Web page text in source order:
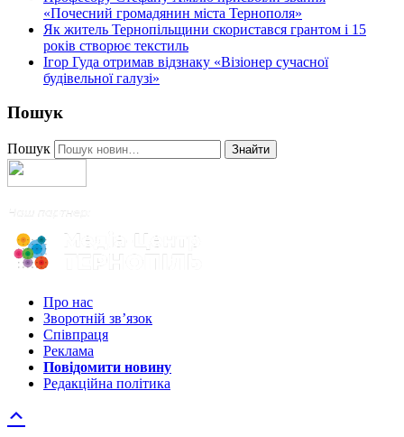
«Почесний громадянин міста Тернополя»
Як житель Тернопільщини скористався грантом і 15
років створює текстиль
Ігор Гуда отримав відзнаку «Візіонер сучасної
будівельної галузі»
Пошук
Пошук Знайти
Про нас
Зворотній зв’язок
Співпраця
Реклама
Повідомити новину
Редакційна політика